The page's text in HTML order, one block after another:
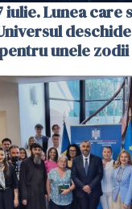
Lunea care
unele zodii